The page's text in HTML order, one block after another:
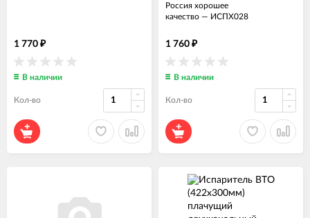
1 770 ₽
В наличии
Кол-во
Россия хорошее
качество — ИСПХ028
1 760 ₽
В наличии
Кол-во